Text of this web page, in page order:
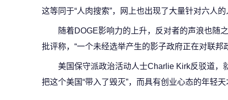
这等同于“人肉搜索”，网上也出现了大量针对六人
随着DOGE影响力的上升，反对者的声浪也随
批评称，“一个未经选举产生的影子政府正在对联邦
美国保守派政治活动人士Charlie Kirk反驳道，
把这个美国“带入了毁灭”，而具有创业心态的年轻